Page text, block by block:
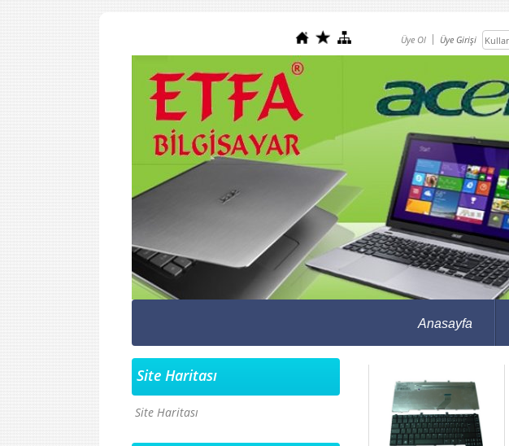
Üye Ol Üye Girişi
Anasayfa
Site Haritası
Site Haritası